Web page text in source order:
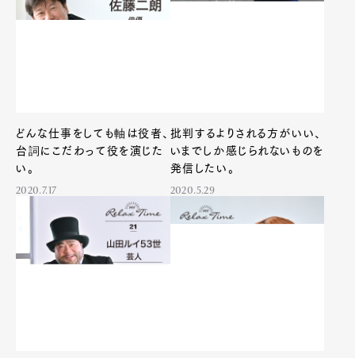
Art&DesignWatch
Fashion
Gourmet
Cars
CultureLifestyle
Pen Membership
どんな仕事をしても軸は役者、
台詞にこだわって役を演じた
い。
2020.7.17
批判するよりされる方がいい、
いまでしか感じられないものを
発信したい。
2020.5.29